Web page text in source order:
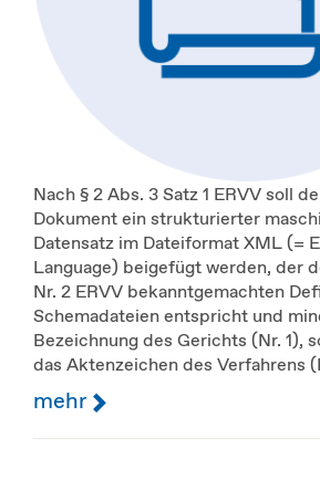
Nach § 2 Abs. 3 Satz 1 ERVV soll
Dokument ein strukturierter
Datensatz im Dateiformat XML (=
Language) beigefügt werden, der
Nr. 2 ERVV bekanntgemachten
Schemadateien entspricht und
Bezeichnung des Gerichts (Nr. 1),
das Aktenzeichen des Verfahrens
mehr